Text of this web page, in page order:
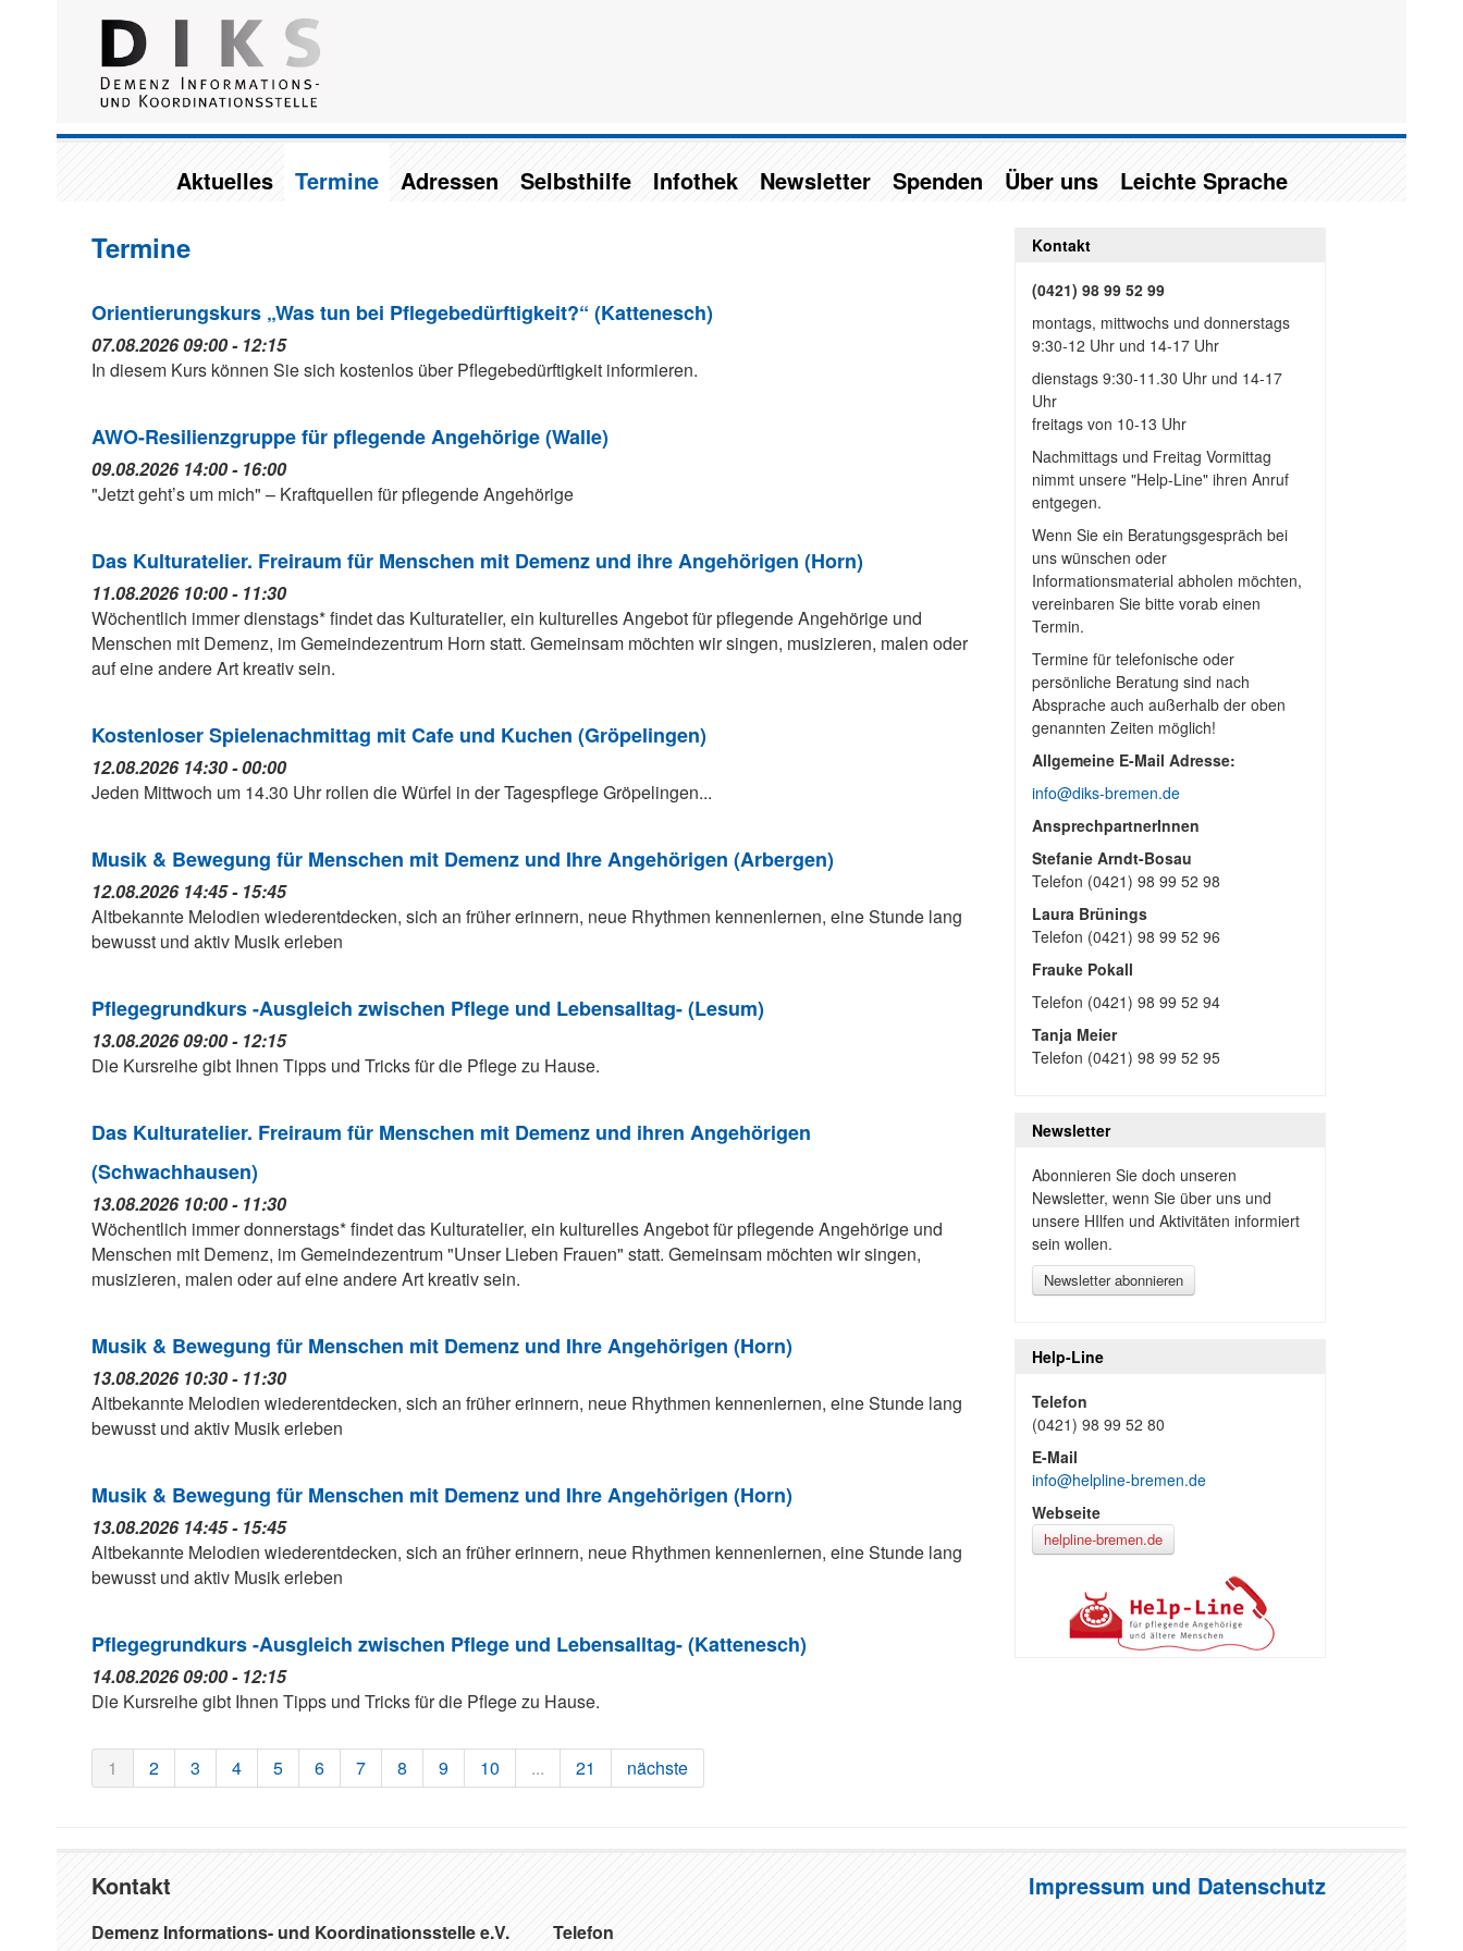
Aktuelles Termine Adressen Selbsthilfe Infothek Newsletter Spenden Über uns Leichte Sprache
Termine
Orientierungskurs „Was tun bei Pflegebedürftigkeit?“ (Kattenesch)
07.08.2026 09:00 - 12:15
In diesem Kurs können Sie sich kostenlos über Pflegebedürftigkeit informieren.
AWO-Resilienzgruppe für pflegende Angehörige (Walle)
09.08.2026 14:00 - 16:00
"Jetzt geht’s um mich" – Kraftquellen für pflegende Angehörige
Das Kulturatelier. Freiraum für Menschen mit Demenz und ihre Angehörigen (Horn)
11.08.2026 10:00 - 11:30
Wöchentlich immer dienstags* findet das Kulturatelier, ein kulturelles Angebot für pflegende Angehörige und
Menschen mit Demenz, im Gemeindezentrum Horn statt. Gemeinsam möchten wir singen, musizieren, malen oder
auf eine andere Art kreativ sein.
Kostenloser Spielenachmittag mit Cafe und Kuchen (Gröpelingen)
12.08.2026 14:30 - 00:00
Jeden Mittwoch um 14.30 Uhr rollen die Würfel in der Tagespflege Gröpelingen...
Musik & Bewegung für Menschen mit Demenz und Ihre Angehörigen (Arbergen)
12.08.2026 14:45 - 15:45
Altbekannte Melodien wiederentdecken, sich an früher erinnern, neue Rhythmen kennenlernen, eine Stunde lang
bewusst und aktiv Musik erleben
Pflegegrundkurs -Ausgleich zwischen Pflege und Lebensalltag- (Lesum)
13.08.2026 09:00 - 12:15
Die Kursreihe gibt Ihnen Tipps und Tricks für die Pflege zu Hause.
Das Kulturatelier. Freiraum für Menschen mit Demenz und ihren Angehörigen
(Schwachhausen)
13.08.2026 10:00 - 11:30
Wöchentlich immer donnerstags* findet das Kulturatelier, ein kulturelles Angebot für pflegende Angehörige und
Menschen mit Demenz, im Gemeindezentrum "Unser Lieben Frauen" statt. Gemeinsam möchten wir singen,
musizieren, malen oder auf eine andere Art kreativ sein.
Musik & Bewegung für Menschen mit Demenz und Ihre Angehörigen (Horn)
13.08.2026 10:30 - 11:30
Altbekannte Melodien wiederentdecken, sich an früher erinnern, neue Rhythmen kennenlernen, eine Stunde lang
bewusst und aktiv Musik erleben
Musik & Bewegung für Menschen mit Demenz und Ihre Angehörigen (Horn)
13.08.2026 14:45 - 15:45
Altbekannte Melodien wiederentdecken, sich an früher erinnern, neue Rhythmen kennenlernen, eine Stunde lang
bewusst und aktiv Musik erleben
Pflegegrundkurs -Ausgleich zwischen Pflege und Lebensalltag- (Kattenesch)
14.08.2026 09:00 - 12:15
Die Kursreihe gibt Ihnen Tipps und Tricks für die Pflege zu Hause.
1 2 3 4 5 6 7 8 9 10 ... 21 nächste
Kontakt
(0421) 98 99 52 99
montags, mittwochs und donnerstags
9:30-12 Uhr und 14-17 Uhr
dienstags 9:30-11.30 Uhr und 14-17
Uhr
freitags von 10-13 Uhr
Nachmittags und Freitag Vormittag
nimmt unsere "Help-Line" ihren Anruf
entgegen.
Wenn Sie ein Beratungsgespräch bei
uns wünschen oder
Informationsmaterial abholen möchten,
vereinbaren Sie bitte vorab einen
Termin.
Termine für telefonische oder
persönliche Beratung sind nach
Absprache auch außerhalb der oben
genannten Zeiten möglich!
Allgemeine E-Mail Adresse:
info@diks-bremen.de
AnsprechpartnerInnen
Stefanie Arndt-Bosau
Telefon (0421) 98 99 52 98
Laura Brünings
Telefon (0421) 98 99 52 96
Frauke Pokall
Telefon (0421) 98 99 52 94
Tanja Meier
Telefon (0421) 98 99 52 95
Newsletter
Abonnieren Sie doch unseren
Newsletter, wenn Sie über uns und
unsere HIlfen und Aktivitäten informiert
sein wollen.
Newsletter abonnieren
Help-Line
Telefon
(0421) 98 99 52 80
E-Mail
info@helpline-bremen.de
Webseite
helpline-bremen.de
Kontakt
Demenz Informations- und Koordinationsstelle e.V.
Telefon
Impressum und Datenschutz